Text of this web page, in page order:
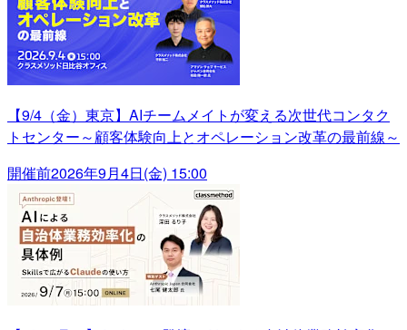
【9/4（金）東京】AIチームメイトが変える次世代コンタク
トセンター～顧客体験向上とオペレーション改革の最前線～
開催前2026年9月4日(金) 15:00